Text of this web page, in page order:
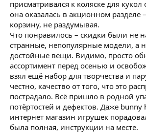
присматривался к коляске для кукол
она оказалась в акционном разделе
корзину, не раздумывая.
Что понравилось – скидки были не
странные, непопулярные модели, а
достойные вещи. Видимо, просто
ассортимент перед осенью и
взял ещё набор для творчества и
честно, качество от того, что это
пострадало. Всё пришло в родной
потёртостей и дефектов. Даже bunny
интернет магазин игрушек
была полная, инструкции на месте.